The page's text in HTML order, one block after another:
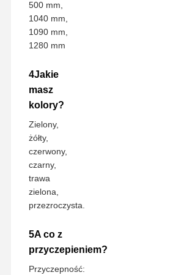
500 mm,
1040 mm,
1090 mm,
1280 mm
4Jakie
masz
kolory?
Zielony,
żółty,
czerwony,
czarny,
trawa
zielona,
przezroczysta.
5A co z
przyczepieniem?
Przyczepność: